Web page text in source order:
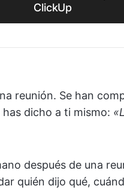
ClickUp
reunión. Se han
dicho a ti mismo:
después de una
quién dijo qué,